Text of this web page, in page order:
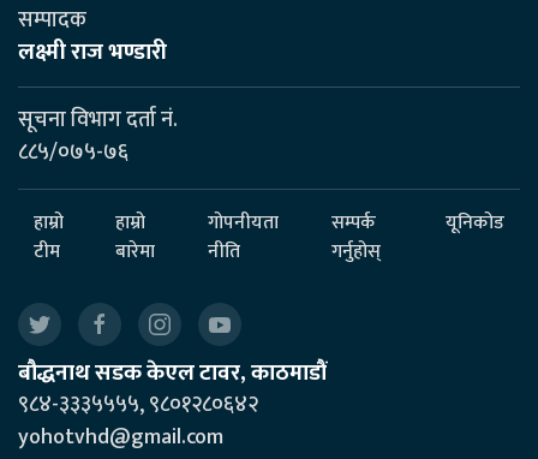
सम्पादक
लक्ष्मी राज भण्डारी
सूचना विभाग दर्ता नं.
८८५/०७५-७६
हाम्रो
टीम
हाम्रो
बारेमा
गोपनीयता
नीति
सम्पर्क
गर्नुहोस्
यूनिकोड
बौद्धनाथ सडक केएल टावर, काठमाडौं
९८४-३३३५५५५, ९८०१२८०६४२
yohotvhd@gmail.com